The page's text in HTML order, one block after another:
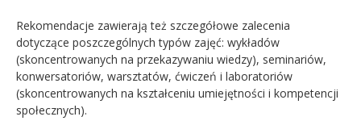
Rekomendacje zawierają też szczegółowe zalecenia
dotyczące poszczególnych typów zajęć: wykładów
(skoncentrowanych na przekazywaniu wiedzy), seminariów,
konwersatoriów, warsztatów, ćwiczeń i laboratoriów
(skoncentrowanych na kształceniu umiejętności i kompetencji
społecznych).